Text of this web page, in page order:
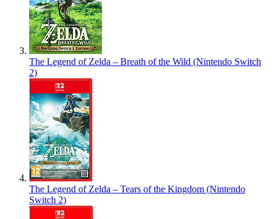
The Legend of Zelda – Breath of the Wild (Nintendo Switch
2)
The Legend of Zelda – Tears of the Kingdom (Nintendo
Switch 2)